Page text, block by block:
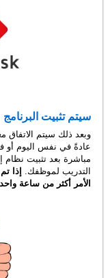
سيتم تثبيت البرنامج
وبعد ذلك سيتم الاتفاق
عادةً في نفس اليوم أو في
التدريب لموظفك. إذا
الأمر أكثر من ساعة